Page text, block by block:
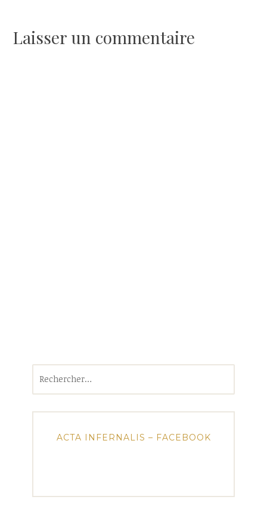
l’article
Laisser un commentaire
ACTA INFERNALIS – FACEBOOK